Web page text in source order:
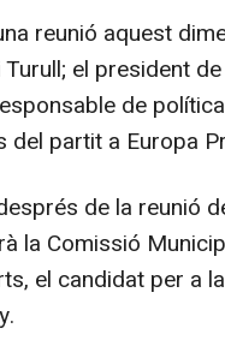
reunió aquest
el president
de
del partit a Europa
de la reunió
la Comissió
el candidat per a